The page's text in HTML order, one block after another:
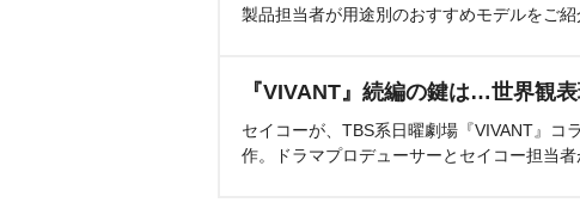
製品担当者が用途別のおすすめモデルをご紹
『VIVANT』続編の鍵は…世界観
セイコーが、TBS系日曜劇場『VIVANT』コ
作。ドラマプロデューサーとセイコー担当者